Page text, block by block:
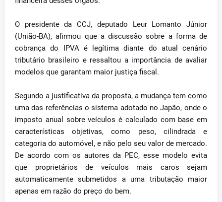
O presidente da CCJ, deputado Leur Lomanto Júnior
(União-BA), afirmou que a discussão sobre a forma de
cobrança do IPVA é legítima diante do atual cenário
tributário brasileiro e ressaltou a importância de avaliar
modelos que garantam maior justiça fiscal.
Segundo a justificativa da proposta, a mudança tem como
uma das referências o sistema adotado no Japão, onde o
imposto anual sobre veículos é calculado com base em
características objetivas, como peso, cilindrada e
categoria do automóvel, e não pelo seu valor de mercado.
De acordo com os autores da PEC, esse modelo evita
que proprietários de veículos mais caros sejam
automaticamente submetidos a uma tributação maior
apenas em razão do preço do bem.